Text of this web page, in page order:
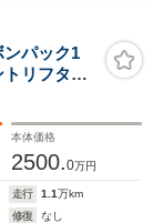
パック1
リフター
ス スーパ
ート
本体価格
2500.0万円
走行 1.1万km
修復
なし